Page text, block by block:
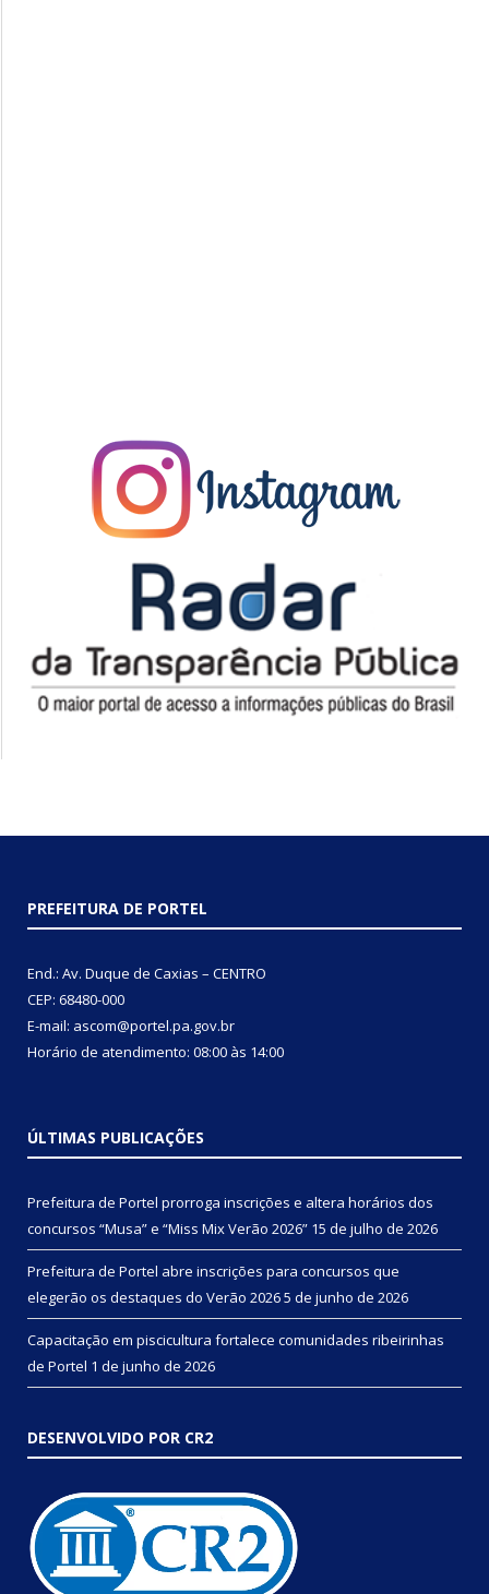
PREFEITURA DE PORTEL
End.: Av. Duque de Caxias – CENTRO
CEP: 68480-000
E-mail: ascom@portel.pa.gov.br
Horário de atendimento: 08:00 às 14:00
ÚLTIMAS PUBLICAÇÕES
Prefeitura de Portel prorroga inscrições e altera horários dos
concursos “Musa” e “Miss Mix Verão 2026” 15 de julho de 2026
Prefeitura de Portel abre inscrições para concursos que
elegerão os destaques do Verão 20265 de junho de 2026
Capacitação em piscicultura fortalece comunidades ribeirinhas
de Portel 1 de junho de 2026
DESENVOLVIDO POR CR2